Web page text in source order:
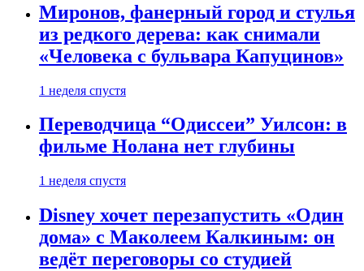
Миронов, фанерный город и стулья
из редкого дерева: как снимали
«Человека с бульвара Капуцинов»
1 неделя спустя
Переводчица “Одиссеи” Уилсон: в
фильме Нолана нет глубины
1 неделя спустя
Disney хочет перезапустить «Один
дома» с Маколеем Калкиным: он
ведёт переговоры со студией